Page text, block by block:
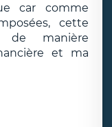
car comme
cette
manière
et ma